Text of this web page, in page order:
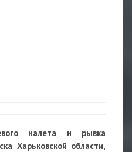
налета и рывка
Харьковской области,